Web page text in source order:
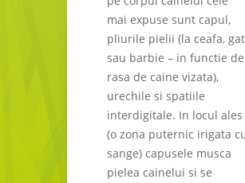
mai expuse sunt capul,
pliurile pielii (la ceafa, gat
sau barbie – in functie de
rasa de caine vizata),
urechile si spatiile
interdigitale. In locul ales
(o zona puternic irigata
sange) capusele musca
pielea cainelui si se